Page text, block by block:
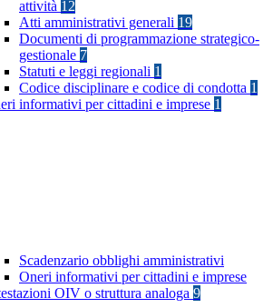
attività 12
Atti amministrativi generali 19
Documenti di programmazione strategico-
gestionale 7
Statuti e leggi regionali 1
Codice disciplinare e codice di condotta 1
informativi per cittadini e imprese 1
Scadenzario obblighi amministrativi
Oneri informativi per cittadini e imprese
OIV o struttura analoga 9